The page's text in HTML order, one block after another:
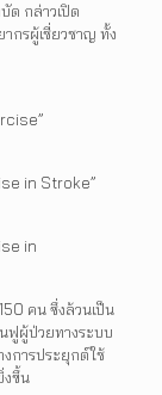
กล่าวเปิด
กรผู้เชี่ยวชาญ ทั้ง
in Stroke”
in
คน ซึ่งล้วนเป็น
ฟูผู้ป่วยทางระบบ
การประยุกต์ใช้
ขึ้น